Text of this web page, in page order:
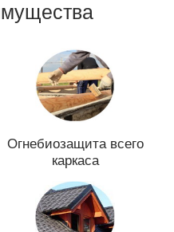
Огнебиозащита всего
каркаса